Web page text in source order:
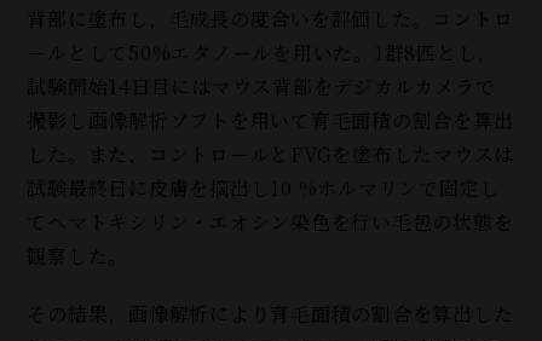
背部に塗布し，毛成長の度合いを評価した。コントロ
ールとして50%エタノールを用いた。1群8匹とし，
試験開始14日目にはマウス背部をデジカルカメラで
撮影し画像解析ソフトを用いて育毛面積の割合を算出
した。また，コントロールとFVGを塗布したマウスは
試験最終日に皮膚を摘出し10 %ホルマリンで固定し
てヘマトキシリン・エオシン染色を行い毛包の状態を
観察した。
その結果，画像解析により育毛面積の割合を算出した